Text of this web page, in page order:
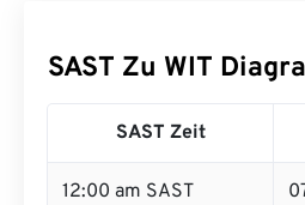
SAST Zu WIT
SAST Zeit
12:00 am SAST